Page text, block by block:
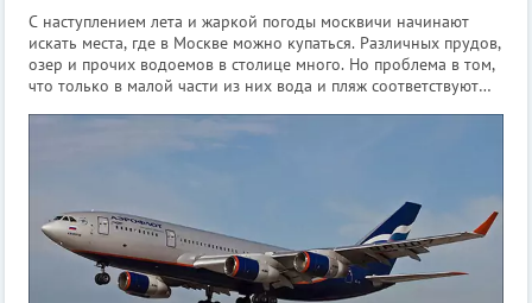
С наступлением лета и жаркой погоды москвичи начинают
искать места, где в Москве можно купаться. Различных прудов,
озер и прочих водоемов в столице много. Но проблема в том,
что только в малой части из них вода и пляж соответствуют